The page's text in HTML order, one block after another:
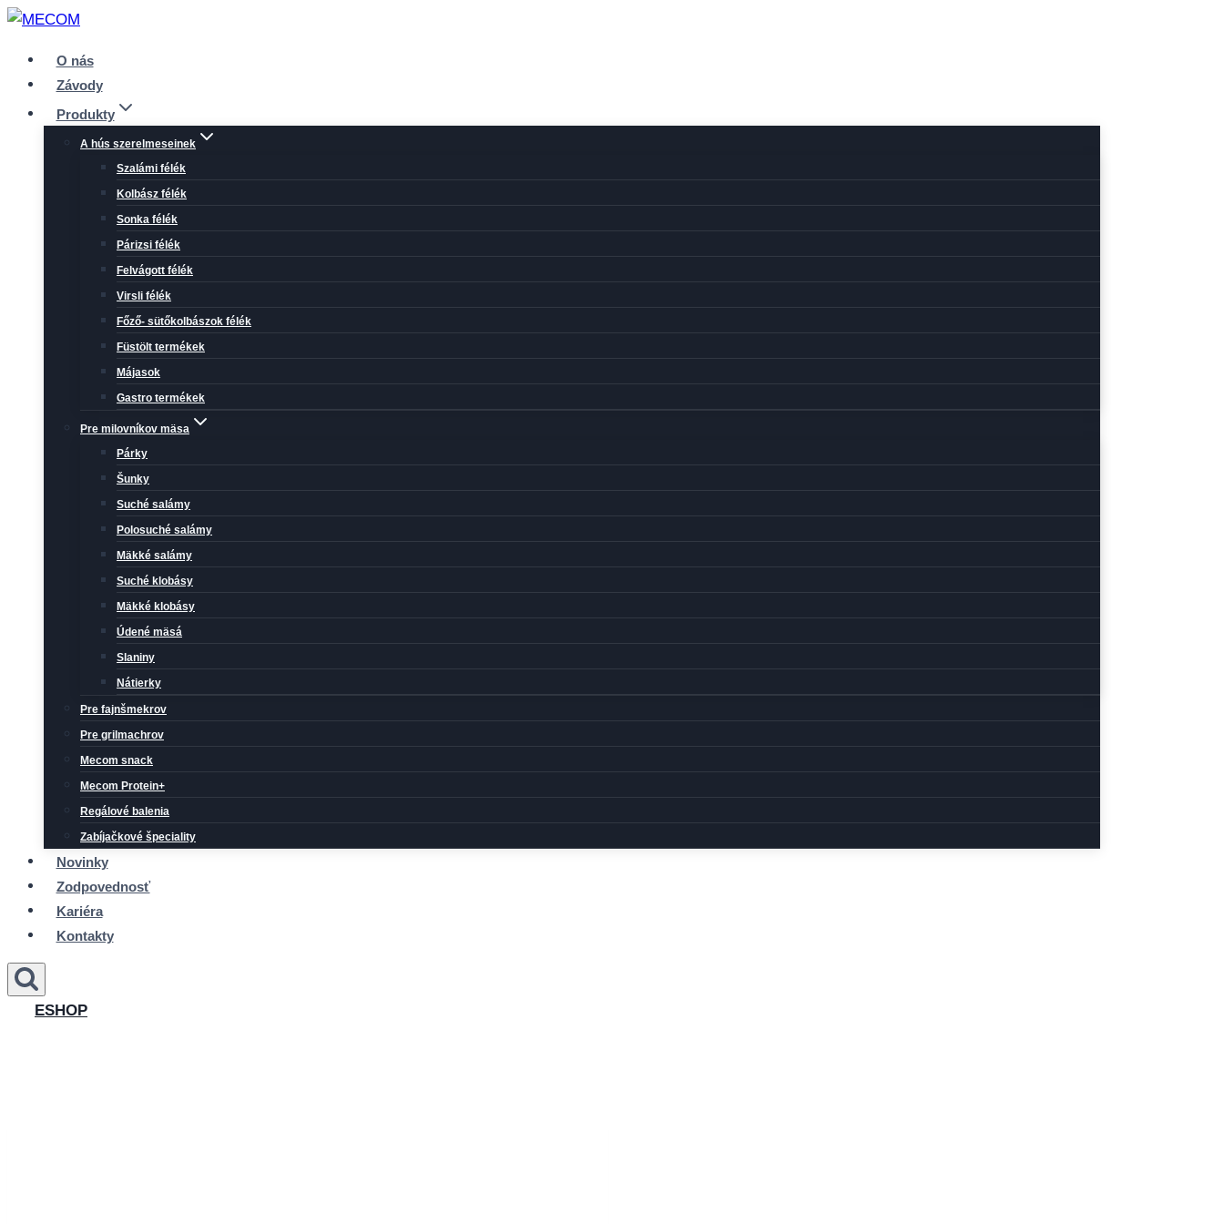
Skip
contentO nás
Závody
Produkty
A hús szerelmeseinek
Szalámi félék
Kolbász félék
Sonka félék
Párizsi félék
Felvágott félék
Virsli félék
Főző- sütőkolbászok félék
Füstölt termékek
Májasok
Gastro termékek
Pre milovníkov mäsa
Párky
Šunky
Suché salámy
Polosuché salámy
Mäkké salámy
Suché klobásy
Mäkké klobásy
Údené mäsá
Slaniny
Nátierky
Pre fajnšmekrov
Pre grilmachrov
Mecom snack
Mecom Protein+
Regálové balenia
Zabíjačkové špeciality
Novinky
Zodpovednosť
Kariéra
Kontakty
ESHOP